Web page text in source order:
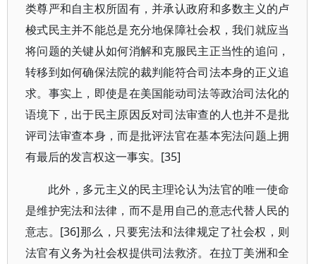
类尊严和自主权所固有，并承认政府和多数主义的卢
梭式民主并不能总是充分地保障社会权，我们就应当
将问题的关键从如何消解和克服民主正当性的追问，
转移到如何确保法院的裁判能符合司法本身的正义追
求。事实上，即使是在美国能动司法等政治司法化的
语境下，出于民主原因反对司法审查的人也并不是批
评司法审查本身，而是批评法官在基本宪法问题上拥
有最后的发言权这一事实。[35]
此外，多元主义的民主理论认为法官的唯一使命
是维护宪法和法律，而不是用自己的意志代替人民的
意志。[36]那么，只要宪法和法律规定了社会权，则
法官有义务为社会权提供司法救济。在拉丁美洲和全